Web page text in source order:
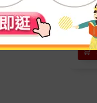
2480